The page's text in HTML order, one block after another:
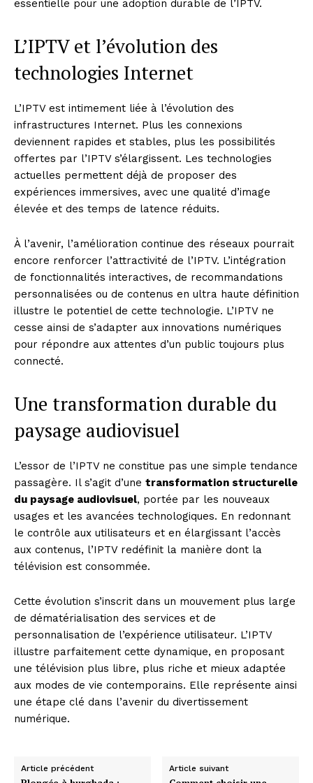
SUBSCRIBE NOW
Company
Contact us
Subscription Plans
My account
essentielle pour une adoption durable de l’IPTV.
L’IPTV et l’évolution des
technologies Internet
L’IPTV est intimement liée à l’évolution des
infrastructures Internet. Plus les connexions
deviennent rapides et stables, plus les possibilités
offertes par l’IPTV s’élargissent. Les technologies
actuelles permettent déjà de proposer des
expériences immersives, avec une qualité d’image
élevée et des temps de latence réduits.
À l’avenir, l’amélioration continue des réseaux pourrait
encore renforcer l’attractivité de l’IPTV. L’intégration
de fonctionnalités interactives, de recommandations
personnalisées ou de contenus en ultra haute définition
illustre le potentiel de cette technologie. L’IPTV ne
cesse ainsi de s’adapter aux innovations numériques
pour répondre aux attentes d’un public toujours plus
connecté.
Une transformation durable du
paysage audiovisuel
L’essor de l’IPTV ne constitue pas une simple tendance
passagère. Il s’agit d’une transformation structurelle
du paysage audiovisuel, portée par les nouveaux
usages et les avancées technologiques. En redonnant
le contrôle aux utilisateurs et en élargissant l’accès
aux contenus, l’IPTV redéfinit la manière dont la
télévision est consommée.
Cette évolution s’inscrit dans un mouvement plus large
de dématérialisation des services et de
personnalisation de l’expérience utilisateur. L’IPTV
illustre parfaitement cette dynamique, en proposant
une télévision plus libre, plus riche et mieux adaptée
aux modes de vie contemporains. Elle représente ainsi
une étape clé dans l’avenir du divertissement
numérique.
Article précédent Article suivant